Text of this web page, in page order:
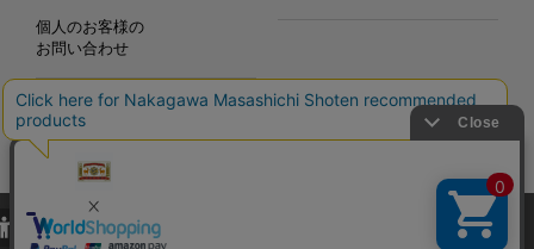
個人のお客様の
お問い合わせ
Copyright©2000-2026
当サイトでは、当サイト内における閲覧履歴・属性情報などの取得およ
び利便性向上のためにクッキー（Cookie）を使用いたします。詳細に